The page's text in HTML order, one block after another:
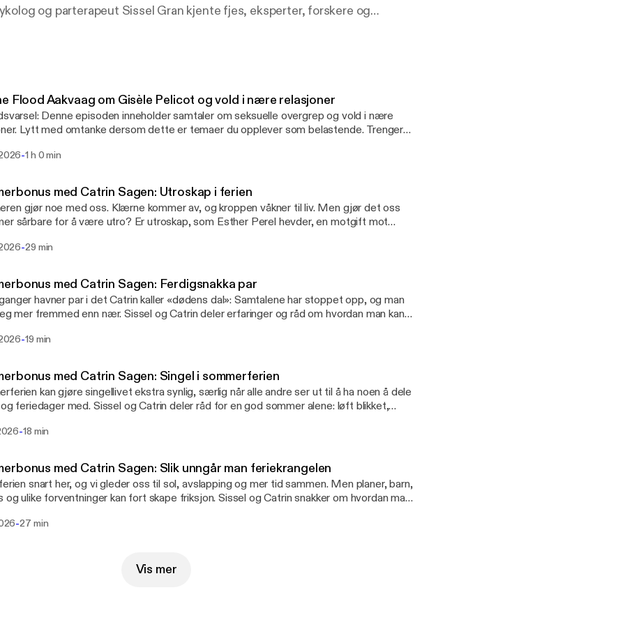
og parterapeut Sissel Gran kjente fjes, eksperter, forskere og
så vanskelig å finne “den rette”? Hva gjør nettdating og Tinder-
Hvordan håndterer vi vonde følelser som sjalusi, og hvordan kommer vi
og utroskap? Og ikke minst: Kan vi egentlig endre mønstrene våre – eller
de samme feilene igjen og igjen?
kaos – podkasten som tar tar for seg kjærlighetens gåter, og gir
noen nye spørsmål.
@kjarlighetens_kaos
Produsent er
Flood Aakvaag om Gisèle Pelicot og vold i nære relasjoner
Denne episoden inneholder samtaler om seksuelle overgrep og vold i nære
Lytt med omtanke dersom dette er temaer du opplever som belastende. Trenger
på, viser seg å ha levd et skjult og destruktivt liv? Med utgangspunkt i Gisèle
om svik og overgrep i nære relasjoner. Hvorfor rammes den utsatte så ofte av skyld
og er det mulig å finne tilbake til trygghet og tillit etter et traume?
-1 h 0 min
med Catrin Sagen: Utroskap i ferien
gjør noe med oss. Klærne kommer av, og kroppen våkner til liv. Men gjør det oss
sårbare for å være utro? Er utroskap, som Esther Perel hevder, en motgift mot
de beste rådene til deg som har gått på smellen.
-29 min
med Catrin Sagen: Ferdigsnakka par
havner par i det Catrin kaller «dødens dal»: Samtalene har stoppet opp, og man
mer fremmed enn nær. Sissel og Catrin deler erfaringer og råd om hvordan man kan
-19 min
med Catrin Sagen: Singel i sommerferien
kan gjøre singellivet ekstra synlig, særlig når alle andre ser ut til å ha noen å dele
feriedager med. Sissel og Catrin deler råd for en god sommer alene: løft blikket,
-18 min
med Catrin Sagen: Slik unngår man feriekrangelen
snart her, og vi gleder oss til sol, avslapping og mer tid sammen. Men planer, barn,
og ulike forventninger kan fort skape friksjon. Sissel og Catrin snakker om hvordan man
-27 min
Vis mer